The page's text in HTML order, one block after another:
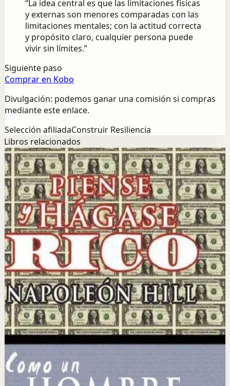
“La idea central es que las limitaciones físicas
y externas son menores comparadas con las
limitaciones mentales; con la actitud correcta
y propósito claro, cualquier persona puede
vivir sin límites.”
Siguiente paso
Comprar en Kobo
Divulgación: podemos ganar una comisión si compras
mediante este enlace.
Selección afiliadaConstruir Resiliencia
Libros relacionados
ExitoMentalidad
Piense y hágase rico
Napoleon Hill
Napoleon Hill analizó durante más de 20 años los
hábitos y pensamientos de los hombres más exitosos de
su época para identificar los principios universales del
éxito financiero y personal.
Por qué importa
Este libro importa porque revela los principios mentales
y emocionales que separan a las personas exitosas de
las demás, con una metodología clara y aplicable.
Para quién es
Es para emprendedores, vendedores y personas que
desean lograr la independencia financiera y alcanzar sus
metas profesionales y personales más ambiciosas.